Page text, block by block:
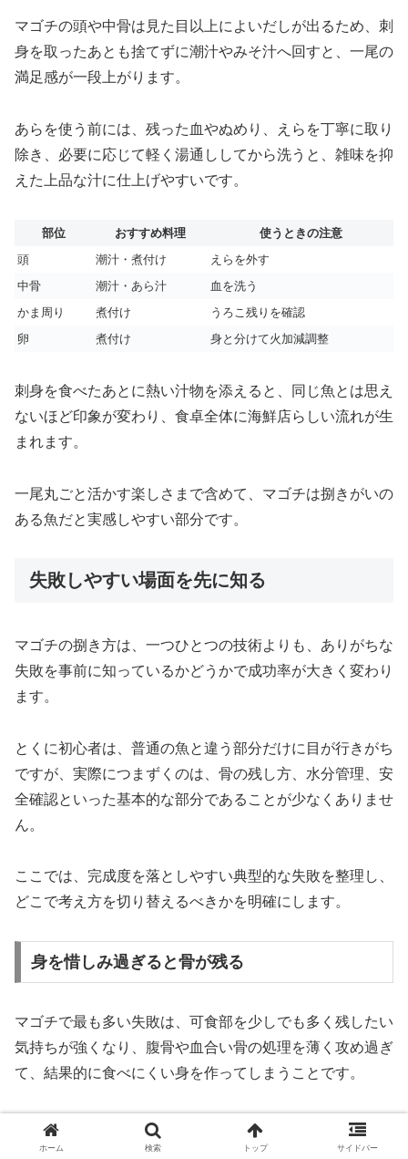
マゴチの頭や中骨は見た目以上によいだしが出るため、刺
身を取ったあとも捨てずに潮汁やみそ汁へ回すと、一尾の
満足感が一段上がります。
あらを使う前には、残った血やぬめり、えらを丁寧に取り
除き、必要に応じて軽く湯通ししてから洗うと、雑味を抑
えた上品な汁に仕上げやすいです。
部位 おすすめ料理
使うときの注意
頭
潮汁・煮付け
えらを外す
中骨
潮汁・あら汁
血を洗う
かま周り
煮付け
うろこ残りを確認
卵
煮付け 身と分けて火加減調整
刺身を食べたあとに熱い汁物を添えると、同じ魚とは思え
ないほど印象が変わり、食卓全体に海鮮店らしい流れが生
まれます。
一尾丸ごと活かす楽しさまで含めて、マゴチは捌きがいの
ある魚だと実感しやすい部分です。
失敗しやすい場面を先に知る
マゴチの捌き方は、一つひとつの技術よりも、ありがちな
失敗を事前に知っているかどうかで成功率が大きく変わり
ます。
とくに初心者は、普通の魚と違う部分だけに目が行きがち
ですが、実際につまずくのは、骨の残し方、水分管理、安
全確認といった基本的な部分であることが少なくありませ
ん。
ここでは、完成度を落としやすい典型的な失敗を整理し、
どこで考え方を切り替えるべきかを明確にします。
身を惜しみ過ぎると骨が残る
マゴチで最も多い失敗は、可食部を少しでも多く残したい
気持ちが強くなり、腹骨や血合い骨の処理を薄く攻め過ぎ
て、結果的に食べにくい身を作ってしまうことです。
刺身は見た目がきれいでも、口に入れたときに骨が当たる
と満足度が一気に下がるため、歩留まりの数字より、ひと
ホーム 検索 トップ サイドバー